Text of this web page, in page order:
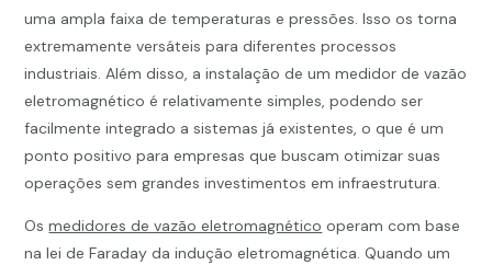
uma ampla faixa de temperaturas e pressões. Isso os torna
extremamente versáteis para diferentes processos
industriais. Além disso, a instalação de um medidor de vazão
eletromagnético é relativamente simples, podendo ser
facilmente integrado a sistemas já existentes, o que é um
ponto positivo para empresas que buscam otimizar suas
operações sem grandes investimentos em infraestrutura.
Osmedidores de vazão eletromagnético operam com base
na lei de Faraday da indução eletromagnética. Quando um